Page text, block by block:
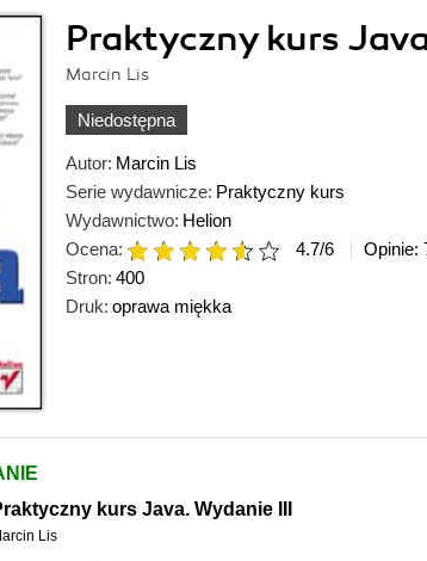
Praktyczny kurs
Marcin Lis
Niedostępna
Autor: Marcin Lis
Serie wydawnicze: Praktyczny kurs
Wydawnictwo: Helion
Ocena:
4.7/6 Opinie:
Stron: 400
Druk: oprawa miękka
kurs Java. Wydanie III
Lis